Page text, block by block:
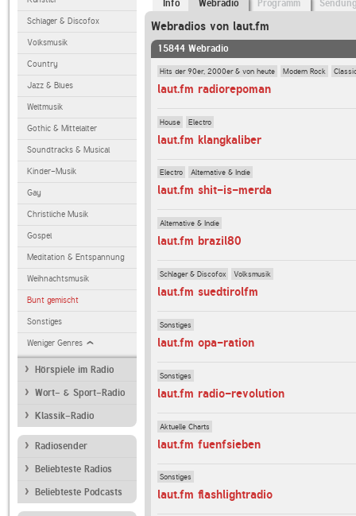
Schlager & Discofox
Volksmusik
Country
Jazz & Blues
Weltmusik
Gothic & Mittelalter
Soundtracks & Musical
Kinder-Musik
Gay
Christliche Musik
Gospel
Meditation & Entspannung
Weihnachtsmusik
Bunt gemischt
Sonstiges
Weniger Genres
Hörspiele im Radio
Wort- & Sport-Radio
Klassik-Radio
Radiosender
Beliebteste Radios
Beliebteste Podcasts
Info Webradio Programm
Webradios von laut.fm
15844 Webradio
Hits der 90er, 2000er & von heute Modern Rock
laut.fm radiorepoman
House Electro
laut.fm klangkaliber
Electro Alternative & Indie
laut.fm shit-is-merda
Alternative & Indie
laut.fm brazil80
Schlager & Discofox Volksmusik
laut.fm suedtirolfm
Sonstiges
laut.fm opa-ration
Sonstiges
laut.fm radio-revolution
Aktuelle Charts
laut.fm fuenfsieben
Sonstiges
laut.fm flashlightradio